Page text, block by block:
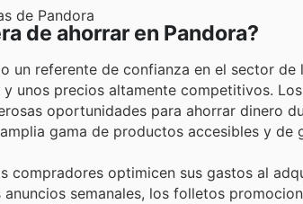
de Pandora
de ahorrar en Pandora?
un referente de confianza en el sector
unos precios altamente competitivos.
oportunidades para ahorrar dinero
gama de productos accesibles y de
compradores optimicen sus gastos al
semanales, los folletos